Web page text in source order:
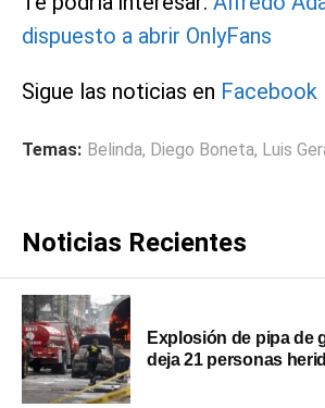
dispuesto a abrir OnlyFans
Sigue las noticias en Facebook
Temas: Belinda, Diego Boneta, Luis
Noticias Recientes
Explosión de pipa de
deja 21 personas